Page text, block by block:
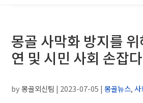
몽골 사막화 방지를
연 및 시민 사회 손잡
by몽골외신팀 | 2023-07-05 |몽골뉴스,